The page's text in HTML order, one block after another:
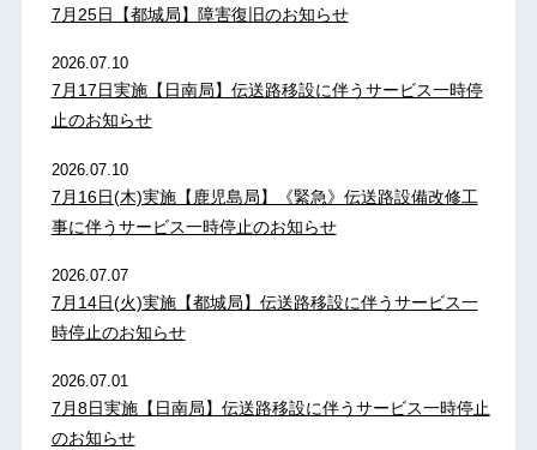
7月25日【都城局】障害復旧のお知らせ
2026.07.10
7月17日実施【日南局】伝送路移設に伴うサービス一時停
止のお知らせ
2026.07.10
7月16日(木)実施【鹿児島局】《緊急》伝送路設備改修工
事に伴うサービス一時停止のお知らせ
2026.07.07
7月14日(火)実施【都城局】伝送路移設に伴うサービス一
時停止のお知らせ
2026.07.01
7月8日実施【日南局】伝送路移設に伴うサービス一時停止
のお知らせ